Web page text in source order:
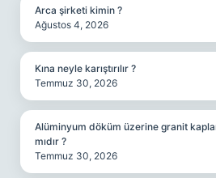
Arca şirketi kimin ?
Ağustos 4, 2026
Kına neyle karıştırılır ?
Temmuz 30, 2026
Alüminyum döküm üzerine granit
mıdır ?
Temmuz 30, 2026